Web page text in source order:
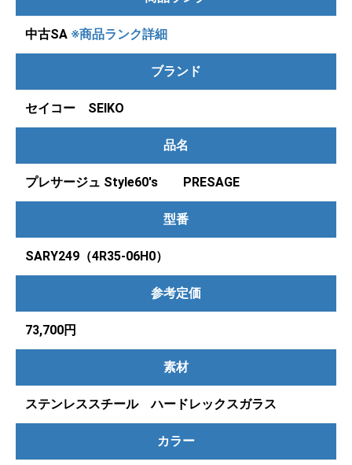
中古SA ※商品ランク詳細
ブランド
セイコー SEIKO
品名
プレサージュ Style60's PRESAGE
型番
SARY249（4R35-06H0）
参考定価
73,700円
素材
ステンレススチール ハードレックスガラス
カラー